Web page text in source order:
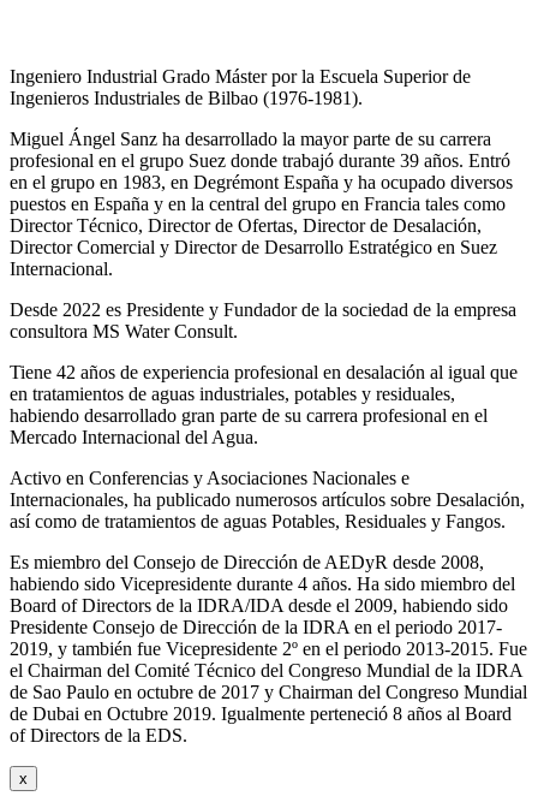
Ingeniero Industrial Grado Máster por la Escuela Superior de
Ingenieros Industriales de Bilbao (1976-1981).
Miguel Ángel Sanz ha desarrollado la mayor parte de su carrera
profesional en el grupo Suez donde trabajó durante 39 años. Entró
en el grupo en 1983, en Degrémont España y ha ocupado diversos
puestos en España y en la central del grupo en Francia tales como
Director Técnico, Director de Ofertas, Director de Desalación,
Director Comercial y Director de Desarrollo Estratégico en Suez
Internacional.
Desde 2022 es Presidente y Fundador de la sociedad de la empresa
consultora MS Water Consult.
Tiene 42 años de experiencia profesional en desalación al igual que
en tratamientos de aguas industriales, potables y residuales,
habiendo desarrollado gran parte de su carrera profesional en el
Mercado Internacional del Agua.
Activo en Conferencias y Asociaciones Nacionales e
Internacionales, ha publicado numerosos artículos sobre Desalación,
así como de tratamientos de aguas Potables, Residuales y Fangos.
Es miembro del Consejo de Dirección de AEDyR desde 2008,
habiendo sido Vicepresidente durante 4 años. Ha sido miembro del
Board of Directors de la IDRA/IDA desde el 2009, habiendo sido
Presidente Consejo de Dirección de la IDRA en el periodo 2017-
2019, y también fue Vicepresidente 2º en el periodo 2013-2015. Fue
el Chairman del Comité Técnico del Congreso Mundial de la IDRA
de Sao Paulo en octubre de 2017 y Chairman del Congreso Mundial
de Dubai en Octubre 2019. Igualmente perteneció 8 años al Board
of Directors de la EDS.
x